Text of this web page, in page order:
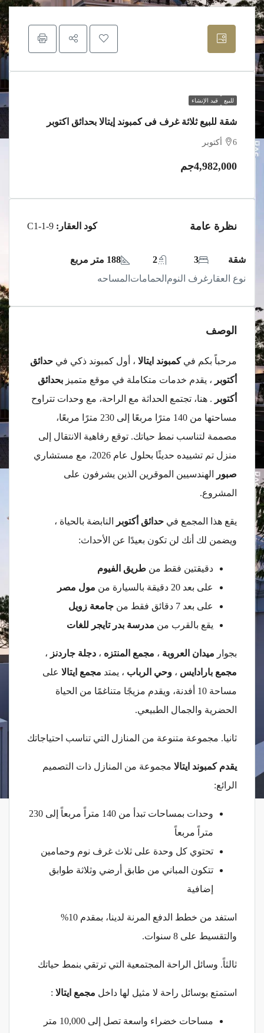
للبيع قيد الإنشاء
شقة للبيع ثلاثة غرف فى كمبوند إيتالا بحدائق اكتوبر
6 أكتوبر
4,982,000جم
نظرة عامة كود العقار:
شقة
نوع العقار
3
غرف النوم
2
الحمامات
188 متر مربع
المساحه
الوصف
مرحباً بكم فيكمبوند ايتالا ، أول كمبوند ذكي في حدائق
أكتوبر ، يقدم خدمات متكاملة في موقع متميز بحدائق
أكتوبر . هنا، تجتمع الحداثة مع الراحة، مع وحدات تتراوح
مساحتها من 140 مترًا مربعًا إلى 230 مترًا مربعًا،
مصممة لتناسب نمط حياتك. توقع رفاهية الانتقال إلى
منزل تم تشييده حديثًا بحلول عام 2026، مع مستشاري
صبور
الهندسيين الموقرين الذين يشرفون على
المشروع.
يقع هذا المجمع في حدائق أكتوبر
النابضة بالحياة ،
ويضمن لك أنك لن تكون بعيدًا عن الأحداث:
دقيقتين فقط من طريق الفيوم
على بعد 20 دقيقة بالسيارة من
مول مصر
على بعد 7 دقائق فقط من
جامعة زويل
يقع بالقرب من مدرسة بدر تايجر للغات
بجوار ميدان العروبة ، مجمع المنتزه ، دجلة جاردنز ،
مجمع بارادايس ، وحي الرباب ، يمتد مجمع ايتالا على
مساحة 10 أفدنة، ويقدم مزيجًا متناغمًا من الحياة
الحضرية والجمال الطبيعي.
ثانيا. مجموعة متنوعة من المنازل التي تناسب احتياجاتك
يقدم كمبوند ايتالا مجموعة من المنازل ذات التصميم
الرائع:
وحدات بمساحات تبدأ من 140 متراً مربعاً إلى 230
متراً مربعاً
تحتوي كل وحدة على ثلاث غرف نوم وحمامين
تتكون المباني من طابق أرضي وثلاثة طوابق
إضافية
استفد من خطط الدفع المرنة لدينا، بمقدم 10%
والتقسيط على 8 سنوات.
ثالثاً. وسائل الراحة المجتمعية التي ترتقي بنمط حياتك
استمتع بوسائل راحة لا مثيل لها داخل مجمع ايتالا :
مساحات خضراء واسعة تصل إلى 10,000 متر